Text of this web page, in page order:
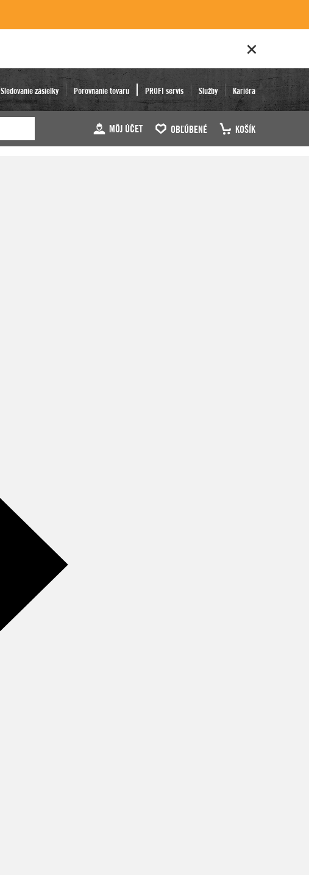
Sledovanie zásielky Porovnanie tovaru PROFI servis Služby Kariéra
MÔJ ÚČET OBĽÚBENÉ KOŠÍK